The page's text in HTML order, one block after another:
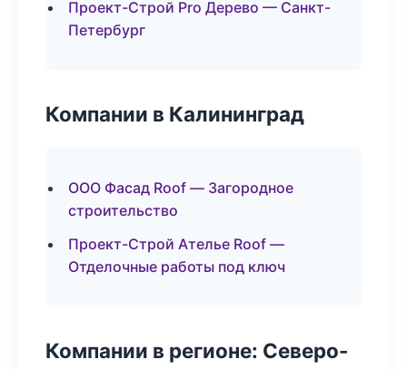
Проект-Строй Pro Дерево — Санкт-
Петербург
Компании в Калининград
ООО Фасад Roof — Загородное
строительство
Проект-Строй Ателье Roof —
Отделочные работы под ключ
Компании в регионе: Северо-